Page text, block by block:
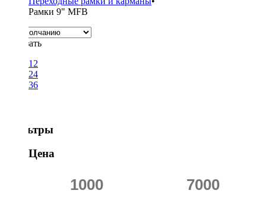
Рамки 9" MFB
Показать
12
24
36
Фильтры
Цена